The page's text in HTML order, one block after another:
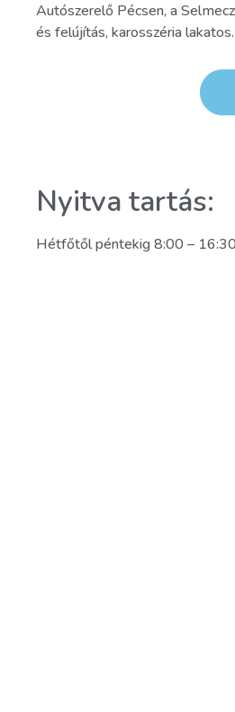
Autószerelő Pécsen, a
és felújítás, karosszéria
Nyitva tartás:
Hétfőtől péntekig 8:00 – 16:30